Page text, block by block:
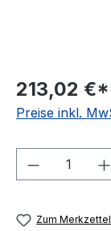
213,02 €*
Preise inkl.
Produkt
Zum